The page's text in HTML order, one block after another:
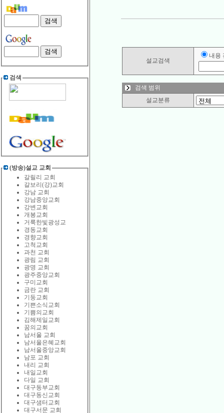
검색
(방송)설교 교회
갈릴리 교회
갈보리(강)교회
강남 교회
강남중앙교회
강변교회
개봉교회
거룩한빛광성교
경동교회
경향교회
고척교회
과천 교회
광림 교회
광명 교회
광주중앙교회
구미교회
금란 교회
기둥교회
기쁜소식교회
기쁨의교회
김해제일교회
꿈의교회
남서울 교회
남서울은혜교회
남서울중앙교회
남포 교회
내리 교회
내일교회
다일 교회
대구동부교회
대구동신교회
대구샘터교회
대구서문 교회
설교검색
내용
검색 범위
설교분류